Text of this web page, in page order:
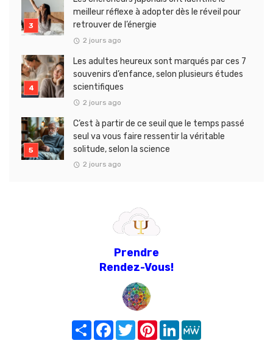
meilleur réflexe à adopter dès le réveil pour
retrouver de l’énergie
2 jours ago
Les adultes heureux sont marqués par ces 7
souvenirs d’enfance, selon plusieurs études
scientifiques
2 jours ago
C’est à partir de ce seuil que le temps passé
seul va vous faire ressentir la véritable
solitude, selon la science
2 jours ago
Prendre
Rendez-Vous!
Share FacebookTwitterPinterest
LinkedIn